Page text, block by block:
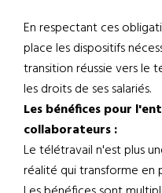
En respectant ces
place les dispositifs
transition réussie vers le
les droits de ses salariés.
Les bénéfices pour
collaborateurs :
Le télétravail n'est plus
réalité qui transforme en